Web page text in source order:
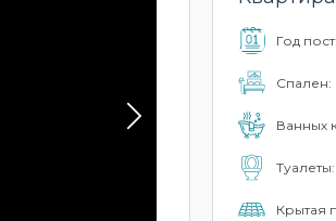
Год
Cпален:
Ванных
Туалеты:
Крытая